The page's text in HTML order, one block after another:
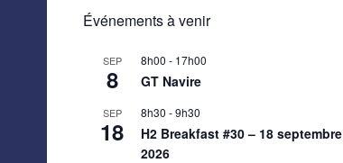
Événements à venir
SEP
8
8h00 - 17h00
GT Navire
SEP
18
8h30 -9h30
H2 Breakfast #30 – 18 septembre
2026